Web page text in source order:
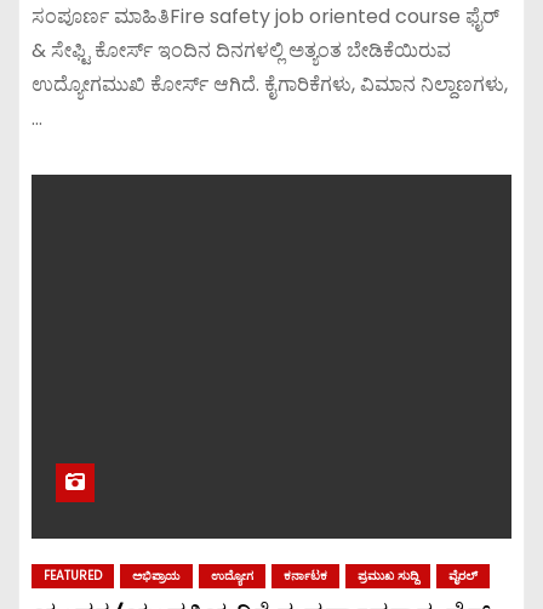
ಸಂಪೂರ್ಣ ಮಾಹಿತಿFire safety job oriented course ಫೈರ್
& ಸೇಫ್ಟಿ ಕೋರ್ಸ್ ಇಂದಿನ ದಿನಗಳಲ್ಲಿ ಅತ್ಯಂತ ಬೇಡಿಕೆಯಿರುವ
ಉದ್ಯೋಗಮುಖಿ ಕೋರ್ಸ್ ಆಗಿದೆ. ಕೈಗಾರಿಕೆಗಳು, ವಿಮಾನ ನಿಲ್ದಾಣಗಳು,
…
FEATURED ಅಭಿಪ್ರಾಯ ಉದ್ಯೋಗ ಕರ್ನಾಟಕ ಪ್ರಮುಖ ಸುದ್ದಿ ವೈರಲ್